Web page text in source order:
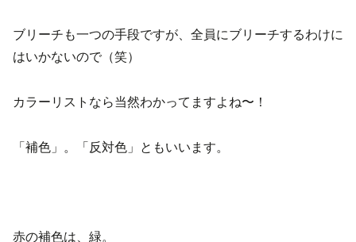
ブリーチも一つの手段ですが、全員にブリーチするわけに
はいかないので（笑）
カラーリストなら当然わかってますよね〜！
「補色」。「反対色」ともいいます。
赤の補色は、緑。